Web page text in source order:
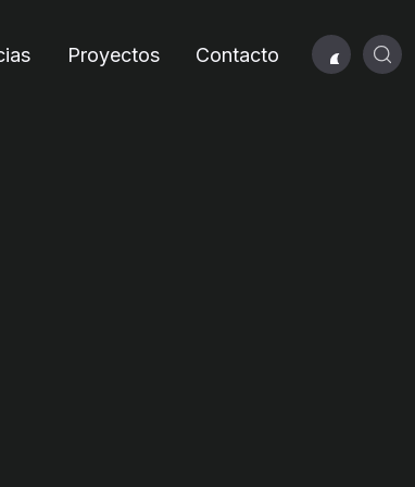
Proyectos Contacto